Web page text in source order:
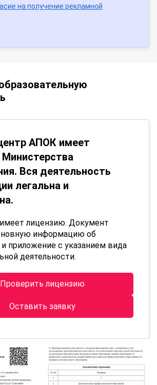
на получение рекламной
АПОК имеет
Вся деятельность
легальна и
лицензию. Документ
информацию об
и приложение с указанием вида
деятельности.
Проверить лицензию
Оставить заявку